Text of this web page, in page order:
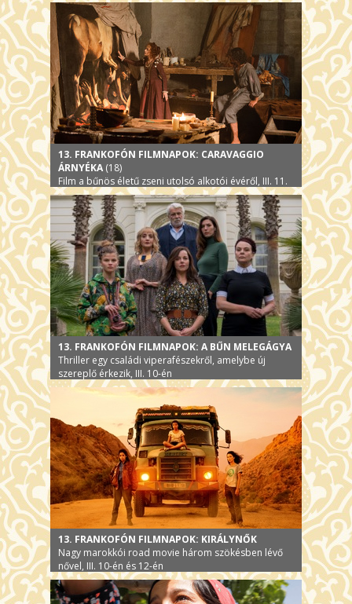
13. FRANKOFÓN FILMNAPOK: CARAVAGGIO
ÁRNYÉKA (18)
Film a bűnös életű zseni utolsó alkotói évéről, III. 11.
13. FRANKOFÓN FILMNAPOK: A BŰN MELEGÁGYA
Thriller egy családi viperafészekről, amelybe új
szereplő érkezik, III. 10-én
13. FRANKOFÓN FILMNAPOK: KIRÁLYNŐK
Nagy marokkói road movie három szökésben lévő
nővel, III. 10-én és 12-én